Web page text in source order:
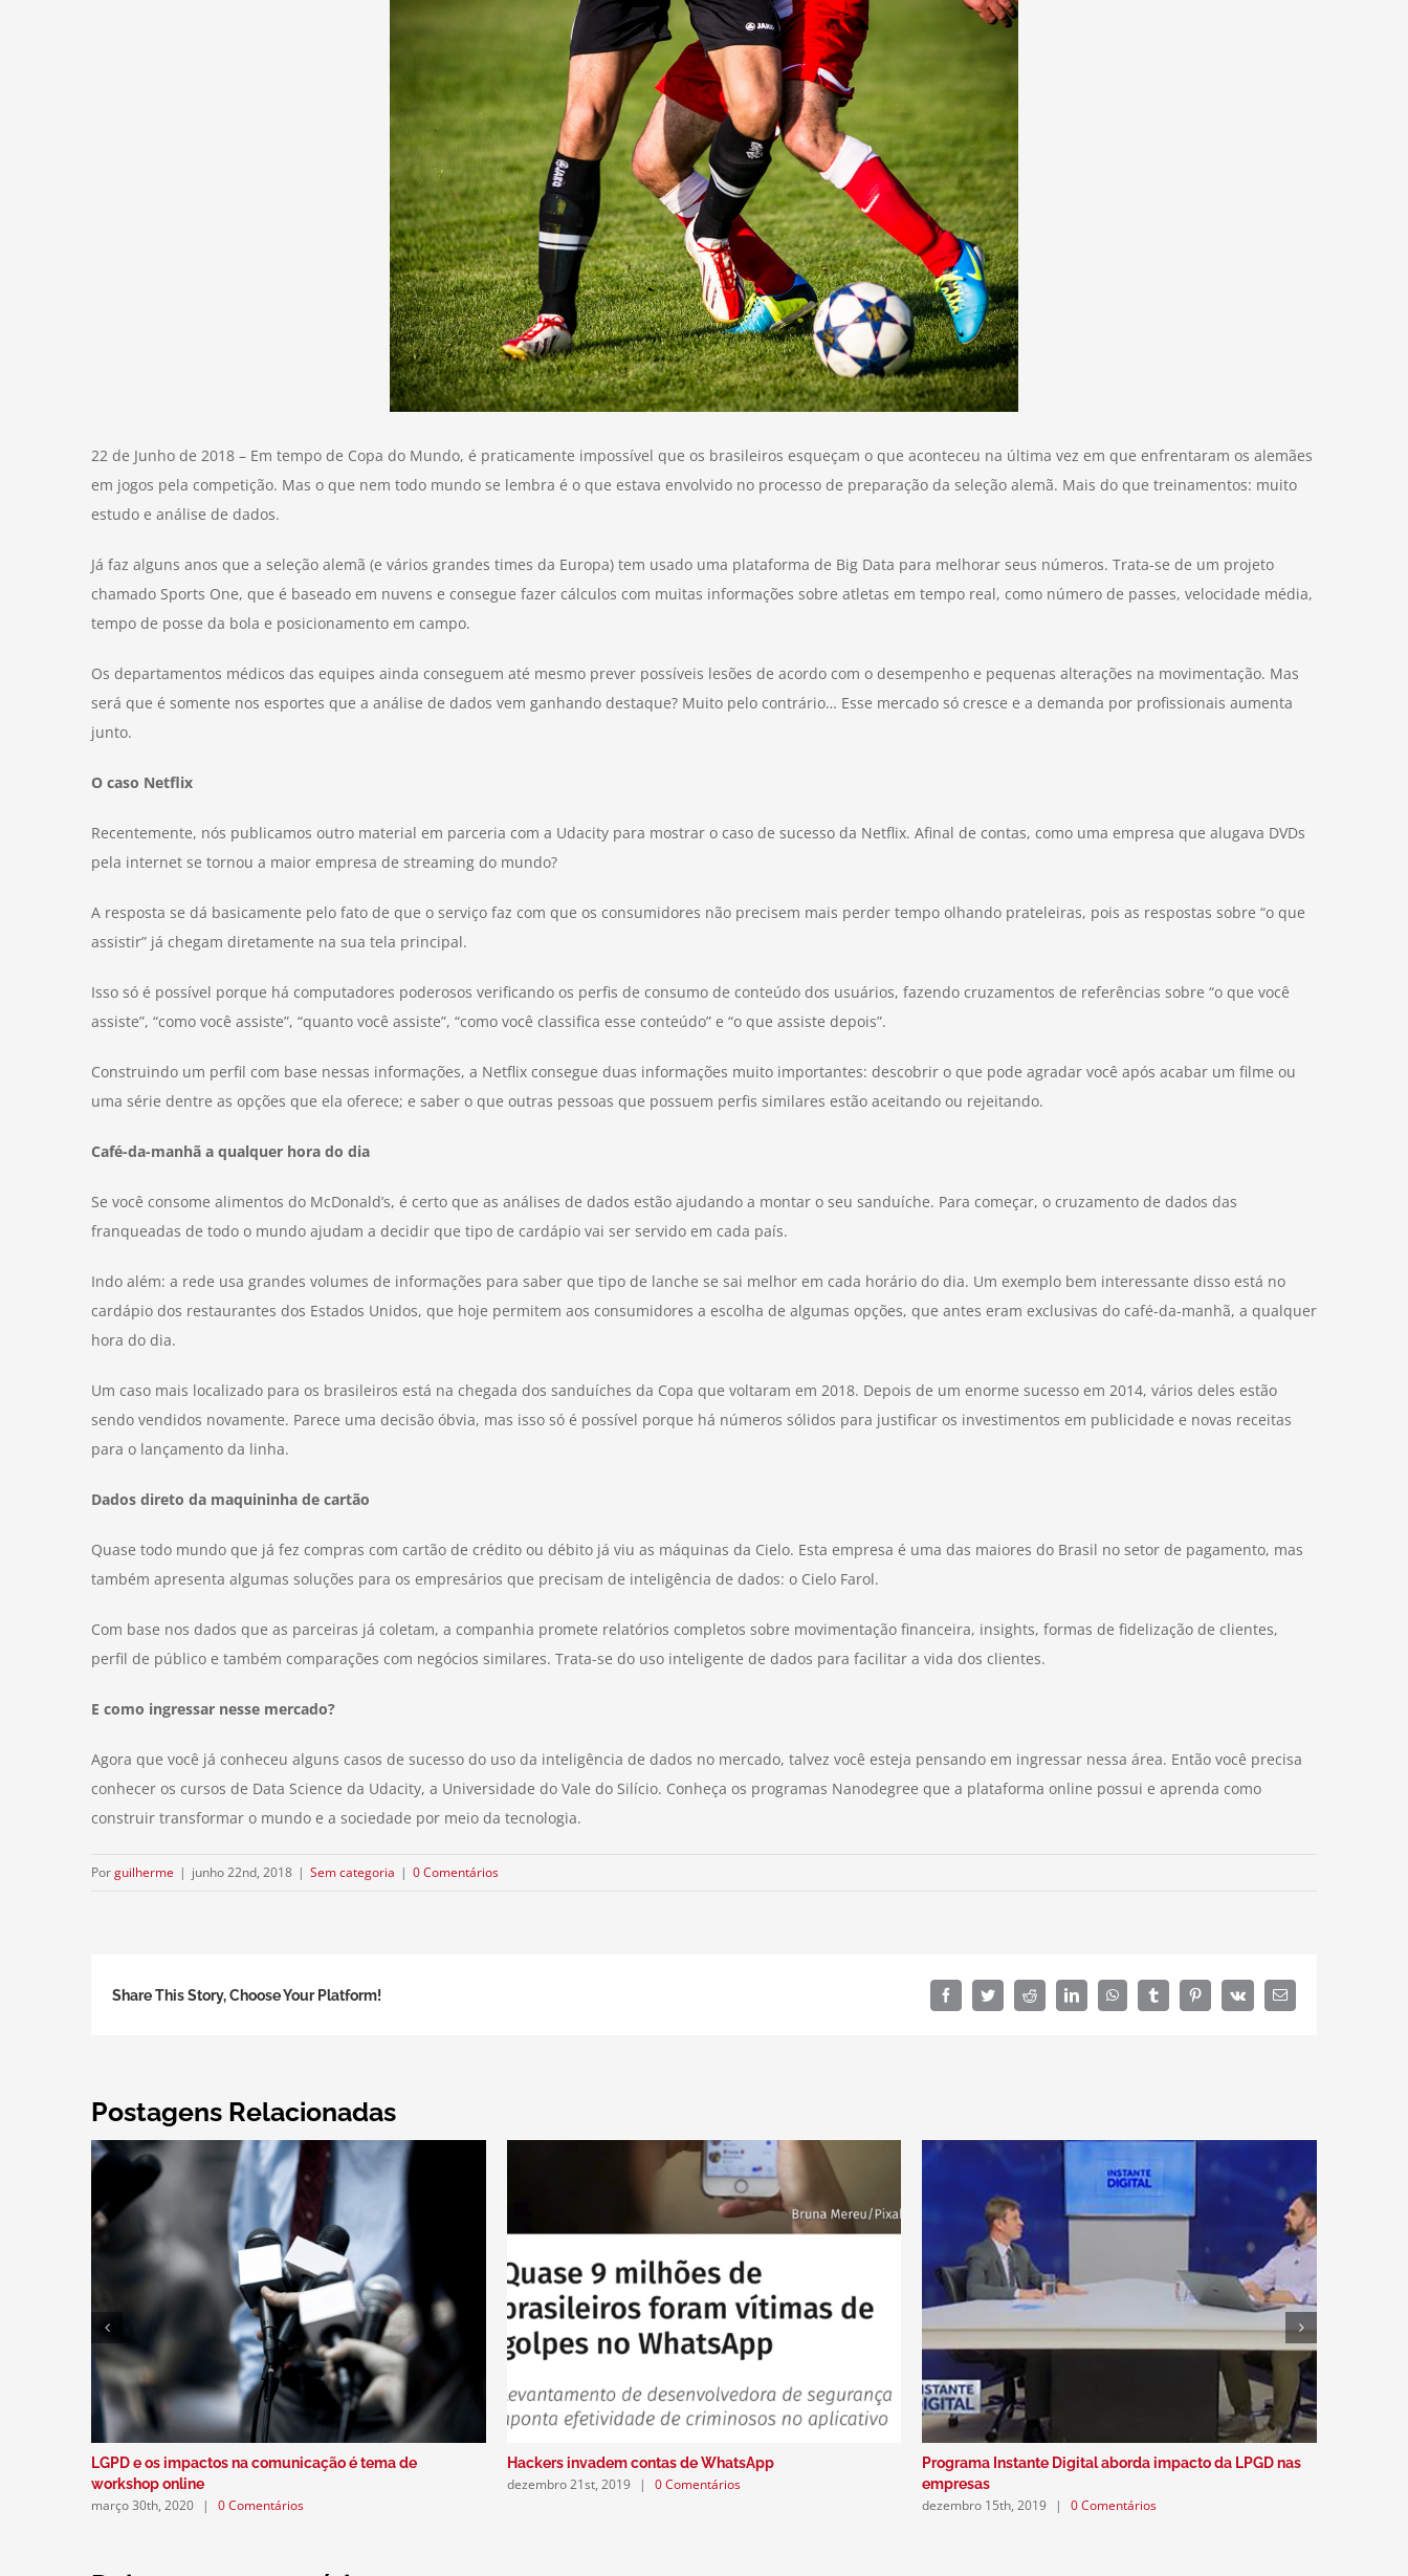
22 de Junho de 2018 – Em tempo de Copa do Mundo, é praticamente impossível que os brasileiros esqueçam o que aconteceu na última vez em que enfrentaram os alemães
em jogos pela competição. Mas o que nem todo mundo se lembra é o que estava envolvido no processo de preparação da seleção alemã. Mais do que treinamentos: muito
estudo e análise de dados.
Já faz alguns anos que a seleção alemã (e vários grandes times da Europa) tem usado uma plataforma de Big Data para melhorar seus números. Trata-se de um projeto
chamado Sports One, que é baseado em nuvens e consegue fazer cálculos com muitas informações sobre atletas em tempo real, como número de passes, velocidade média,
tempo de posse da bola e posicionamento em campo.
Os departamentos médicos das equipes ainda conseguem até mesmo prever possíveis lesões de acordo com o desempenho e pequenas alterações na movimentação. Mas
será que é somente nos esportes que a análise de dados vem ganhando destaque? Muito pelo contrário… Esse mercado só cresce e a demanda por profissionais aumenta
junto.
O caso Netflix
Recentemente, nós publicamos outro material em parceria com a Udacity para mostrar o caso de sucesso da Netflix. Afinal de contas, como uma empresa que alugava DVDs
pela internet se tornou a maior empresa de streaming do mundo?
A resposta se dá basicamente pelo fato de que o serviço faz com que os consumidores não precisem mais perder tempo olhando prateleiras, pois as respostas sobre “o que
assistir” já chegam diretamente na sua tela principal.
Isso só é possível porque há computadores poderosos verificando os perfis de consumo de conteúdo dos usuários, fazendo cruzamentos de referências sobre “o que você
assiste”, “como você assiste”, “quanto você assiste”, “como você classifica esse conteúdo” e “o que assiste depois”.
Construindo um perfil com base nessas informações, a Netflix consegue duas informações muito importantes: descobrir o que pode agradar você após acabar um filme ou
uma série dentre as opções que ela oferece; e saber o que outras pessoas que possuem perfis similares estão aceitando ou rejeitando.
Café-da-manhã a qualquer hora do dia
Se você consome alimentos do McDonald’s, é certo que as análises de dados estão ajudando a montar o seu sanduíche. Para começar, o cruzamento de dados das
franqueadas de todo o mundo ajudam a decidir que tipo de cardápio vai ser servido em cada país.
Indo além: a rede usa grandes volumes de informações para saber que tipo de lanche se sai melhor em cada horário do dia. Um exemplo bem interessante disso está no
cardápio dos restaurantes dos Estados Unidos, que hoje permitem aos consumidores a escolha de algumas opções, que antes eram exclusivas do café-da-manhã, a qualquer
hora do dia.
Um caso mais localizado para os brasileiros está na chegada dos sanduíches da Copa que voltaram em 2018. Depois de um enorme sucesso em 2014, vários deles estão
sendo vendidos novamente. Parece uma decisão óbvia, mas isso só é possível porque há números sólidos para justificar os investimentos em publicidade e novas receitas
para o lançamento da linha.
Dados direto da maquininha de cartão
Quase todo mundo que já fez compras com cartão de crédito ou débito já viu as máquinas da Cielo. Esta empresa é uma das maiores do Brasil no setor de pagamento, mas
também apresenta algumas soluções para os empresários que precisam de inteligência de dados: o Cielo Farol.
Com base nos dados que as parceiras já coletam, a companhia promete relatórios completos sobre movimentação financeira, insights, formas de fidelização de clientes,
perfil de público e também comparações com negócios similares. Trata-se do uso inteligente de dados para facilitar a vida dos clientes.
E como ingressar nesse mercado?
Agora que você já conheceu alguns casos de sucesso do uso da inteligência de dados no mercado, talvez você esteja pensando em ingressar nessa área. Então você precisa
conhecer os cursos de Data Science da Udacity, a Universidade do Vale do Silício. Conheça os programas Nanodegree que a plataforma online possui e aprenda como
construir transformar o mundo e a sociedade por meio da tecnologia.
Porguilherme | junho 22nd, 2018 | Sem categoria | 0 Comentários
Share This Story, Choose Your Platform! FacebookTwitterReddit LinkedInWhatsAppTumblrPinterest
Vk
E-
mail
Postagens Relacionadas
LGPD e os impactos na comunicação é tema de
workshop online
março 30th, 2020 | 0 Comentários
Hackers invadem contas de WhatsApp
dezembro 21st, 2019 | 0 Comentários
Programa Instante Digital aborda impacto da LPGD nas
empresas
dezembro 15th, 2019 | 0 Comentários